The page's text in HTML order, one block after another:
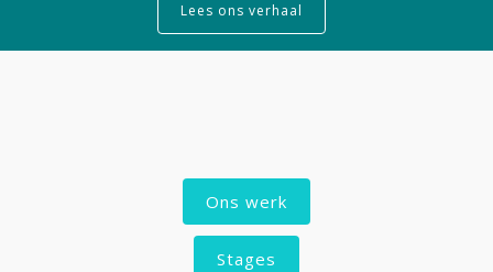
Lees ons verhaal
Ons werk
Stages